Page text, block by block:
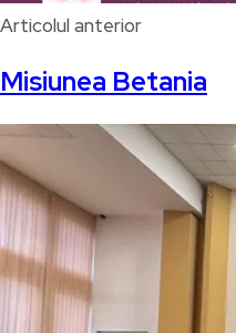
Articolul anterior
Misiunea Betania